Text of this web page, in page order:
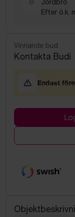
Jordbro
Efter ö.k.
Vinnande bud
Kontakta Budi
Endast